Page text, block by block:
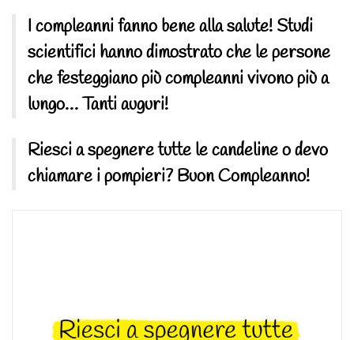
I compleanni fanno bene alla salute! Studi
scientifici hanno dimostrato che le persone
che festeggiano più compleanni vivono più a
lungo… Tanti auguri!
Riesci a spegnere tutte le candeline o devo
chiamare i pompieri? Buon Compleanno!